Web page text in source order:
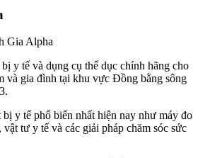
Gia Alpha
y tế và dụng cụ thể dục chính hãng cho
và gia đình tại khu vực Đồng bằng sông
y tế phổ biến nhất hiện nay như máy đo
vật tư y tế và các giải pháp chăm sóc sức